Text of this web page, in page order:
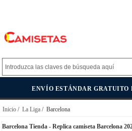
ENVÍO ESTÁNDAR GRATUITO
Inicio / La Liga / Barcelona
Barcelona Tienda - Replica camiseta Barcelona